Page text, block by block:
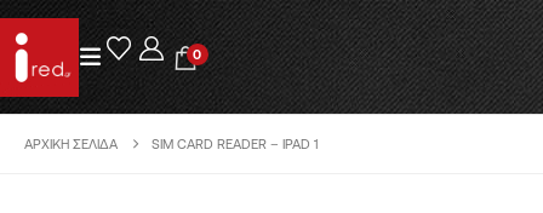
0
ΑΡΧΙΚΉ ΣΕΛΊΔΑ SIM CARD READER – IPAD 1